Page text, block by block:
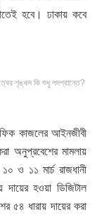
হবে। ঢাকায় কবে
শৃঙ্খল কি শুধু পদপ্রান্তে?
কাজলের আইনজীবী
অনুপ্রবেশের মামলায়
ও ১১ মার্চ রাজধানী
দায়ের হওয়া ডিজিটাল
৫৪ ধারায় দায়ের করা